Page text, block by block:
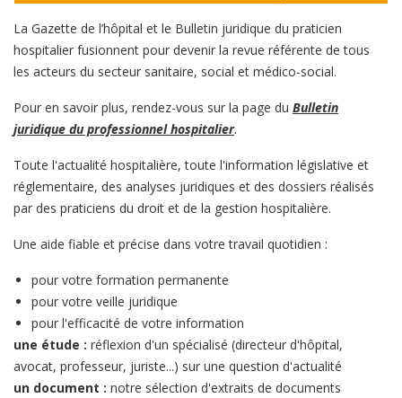
La Gazette de l’hôpital et le Bulletin juridique du praticien
hospitalier fusionnent pour devenir la revue référente de tous
les acteurs du secteur sanitaire, social et médico-social.
Pour en savoir plus, rendez-vous sur la page du Bulletin
juridique du professionnel hospitalier.
Toute l'actualité hospitalière, toute l'information législative et
réglementaire, des analyses juridiques et des dossiers réalisés
par des praticiens du droit et de la gestion hospitalière.
Une aide fiable et précise dans votre travail quotidien :
pour votre formation permanente
pour votre veille juridique
pour l'efficacité de votre information
une étude : réflexion d'un spécialisé (directeur d'hôpital,
avocat, professeur, juriste...) sur une question d'actualité
un document : notre sélection d'extraits de documents